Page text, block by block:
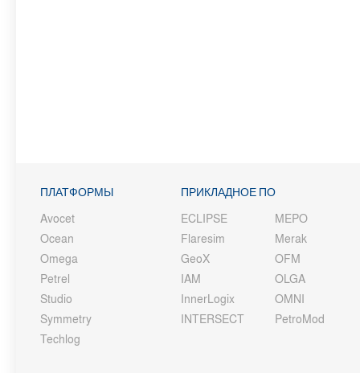
ПЛАТФОРМЫ
Avocet
Ocean
Omega
Petrel
Studio
Symmetry
Techlog
ПРИКЛАДНОЕ ПО
ECLIPSE
Flaresim
GeoX
IAM
InnerLogix
INTERSECT
MEPO
Merak
OFM
OLGA
OMNI
PetroMod